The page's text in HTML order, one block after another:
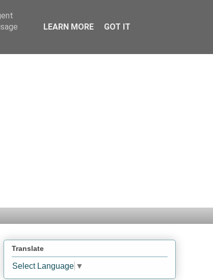
Translate
Select Language ▼
LEARN MORE GOT IT